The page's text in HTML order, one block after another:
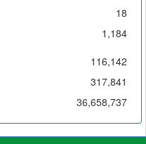
18
1,184
116,142
317,841
36,658,737